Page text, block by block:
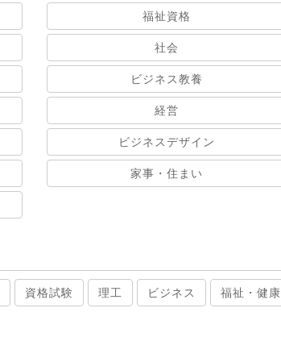
福祉資格
社会
ビジネス教養
経営
ビジネスデザイン
家事・住まい
資格試験 理工 ビジネス 福祉・健康